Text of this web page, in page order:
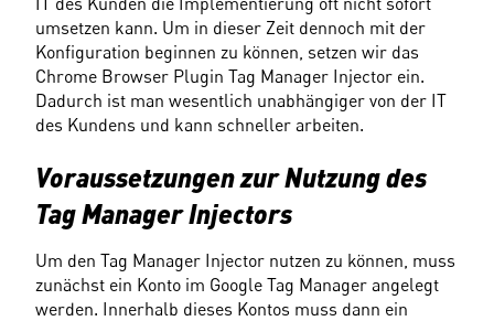
umsetzen kann. Um in dieser Zeit dennoch mit der
Konfiguration beginnen zu können, setzen wir das
Chrome Browser Plugin Tag Manager Injector ein.
Dadurch ist man wesentlich unabhängiger von der IT
des Kundens und kann schneller arbeiten.
Voraussetzungen zur Nutzung des
Tag Manager Injectors
Um den Tag Manager Injector nutzen zu können, muss
zunächst ein Konto im Google Tag Manager angelegt
werden. Innerhalb dieses Kontos muss dann ein